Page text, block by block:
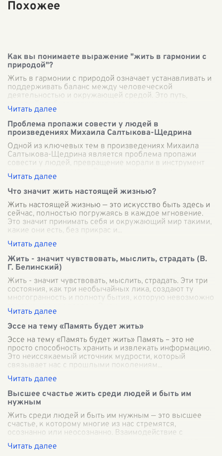
Похожее
Как вы понимаете выражение "жить в гармонии с
природой"?
Жить в гармонии с природой означает устанавливать и
поддерживать баланс между человеческой
деятельностью и окружающей средой. Это путь,
который требует уважения и понимания естеств
Проблема пропажи совести у людей в
произведениях Михаила Салтыкова-Щедрина
Одной из ключевых тем в произведениях Михаила
Салтыкова-Щедрина является проблема пропажи
совести у людей, превращение морали в инструмент
лицемерия и цинизма. В своих произведения
Что значит жить настоящей жизнью?
Жить настоящей жизнью — это искусство быть здесь и
сейчас, полностью погружаясь в каждое мгновение.
Это значит принимать себя и окружающий мир такими,
какие они есть, без прикрас и
Жить - значит чувствовать, мыслить, страдать (В.
Г. Белинский)
Жить - значит чувствовать, мыслить, страдать. Эти три
состояния, как три необычайных лика, создают ту
многогранность и полноту бытия, которую невозможно
охватить одним взором. Эмоц
Эссе на тему «Память будет жить»
Эссе на тему «Память будет жить» Память – это не
просто способность хранить и извлекать информацию.
Это неиссякаемый источник мудрости, который
связывает нас с прошлыми поколениям
Высшее счастье жить среди людей и быть им
нужным
Жить среди людей и быть им нужным — это высшее
счастье, к которому многие из нас стремятся,
осознанно или неосознанно. Взаимодействие с
окружающими наполняет нашу жизнь смыслом и р